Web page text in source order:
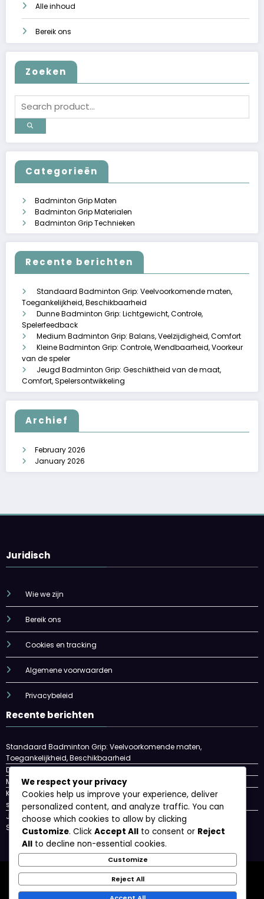
Alle inhoud
Bereik ons
Zoeken
Categorieën
Badminton Grip Maten
Badminton Grip Materialen
Badminton Grip Technieken
Recente berichten
Standaard Badminton Grip: Veelvoorkomende maten,
Toegankelijkheid, Beschikbaarheid
Dunne Badminton Grip: Lichtgewicht, Controle,
Spelerfeedback
Medium Badminton Grip: Balans, Veelzijdigheid, Comfort
Kleine Badminton Grip: Controle, Wendbaarheid, Voorkeur
van de speler
Jeugd Badminton Grip: Geschiktheid van de maat,
Comfort, Spelersontwikkeling
Archief
February 2026
January 2026
Juridisch
Wie we zijn
Bereik ons
Cookies en tracking
Algemene voorwaarden
Privacybeleid
Recente berichten
Standaard Badminton Grip: Veelvoorkomende maten,
Toegankelijkheid, Beschikbaarheid
Dunne Badminton Grip: Lichtgewicht, Controle, Spelerfeedback
Medium Badminton Grip: Balans, Veelzijdigheid, Comfort
Kleine Badminton Grip: Controle, Wendbaarheid, Voorkeur van de
speler
Jeugd Badminton Grip: Geschiktheid van de maat, Comfort,
Spelersontwikkeling
Wie we zijn Bereik ons
Cookies en tracking
Algemene voorwaarden
Privacybeleid
We respect your privacy
Cookies help us improve your experience, deliver
personalized content, and analyze traffic. You can
choose which cookies to allow by clicking
Customize. Click Accept All to consent or Reject
All to decline non-essential cookies.
Customize
Reject All